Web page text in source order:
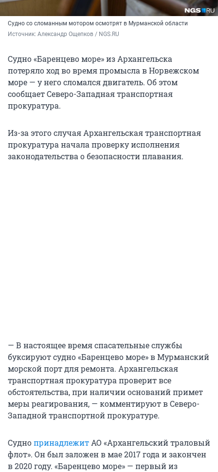
Судно со сломанным мотором осмотрят в Мурманской области
Источник: Александр Ощепков / NGS.RU
Судно «Баренцево море» из Архангельска
потеряло ход во время промысла в Норвежском
море — у него сломался двигатель. Об этом
сообщает Северо-Западная транспортная
прокуратура.
Из-за этого случая Архангельская транспортная
прокуратура начала проверку исполнения
законодательства о безопасности плавания.
— В настоящее время спасательные службы
буксируют судно «Баренцево море» в Мурманский
морской порт для ремонта. Архангельская
транспортная прокуратура проверит все
обстоятельства, при наличии оснований примет
меры реагирования, — комментируют в Северо-
Западной транспортной прокуратуре.
СуднопринадлежитАО «Архангельский траловый
флот». Он был заложен в мае 2017 года и закончен
в 2020 году. «Баренцево море» — первый из